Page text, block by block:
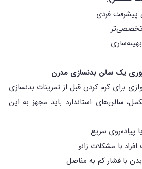
پیشرفت فردی
تخصصی‌تر
یک سالن بدنسازی مدرن
برای گرم کردن قبل از تمرینات بدنسازی
سالن‌های استاندارد باید مجهز به این
پیاده‌روی سریع
با مشکلات زانو
با فشار کم به مفاصل